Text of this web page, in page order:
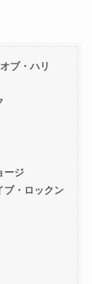
ブ・ハリ
ージ
ブ・ロックン